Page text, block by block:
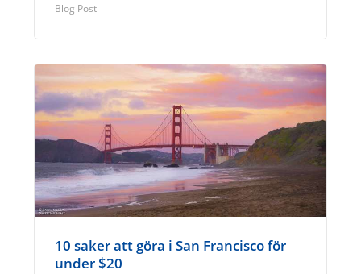
Blog Post
10 saker att göra i San Francisco för
under $20